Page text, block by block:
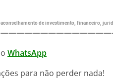
de investimento, financeiro,
WhatsApp
para não perder nada!